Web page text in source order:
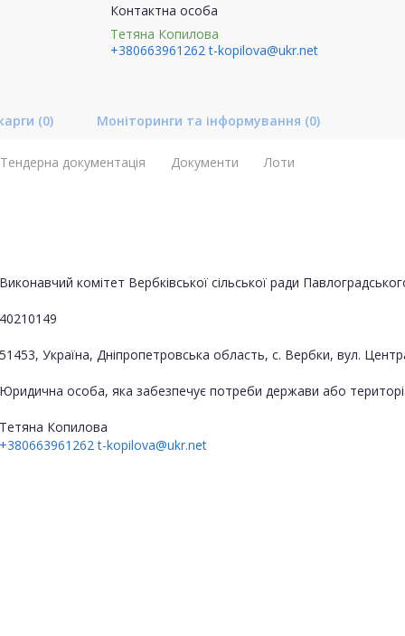
Контактна особа
Тетяна Копилова
+380663961262 t-kopilova@ukr.net
(0) Моніторинги та інформування (0)
Тендерна документація Документи Лоти
Виконавчий комітет Вербківської сільської ради
40210149
51453, Україна, Дніпропетровська область, с. Вербки, вул.
Юридична особа, яка забезпечує потреби держави або
Тетяна Копилова
+380663961262 t-kopilova@ukr.net